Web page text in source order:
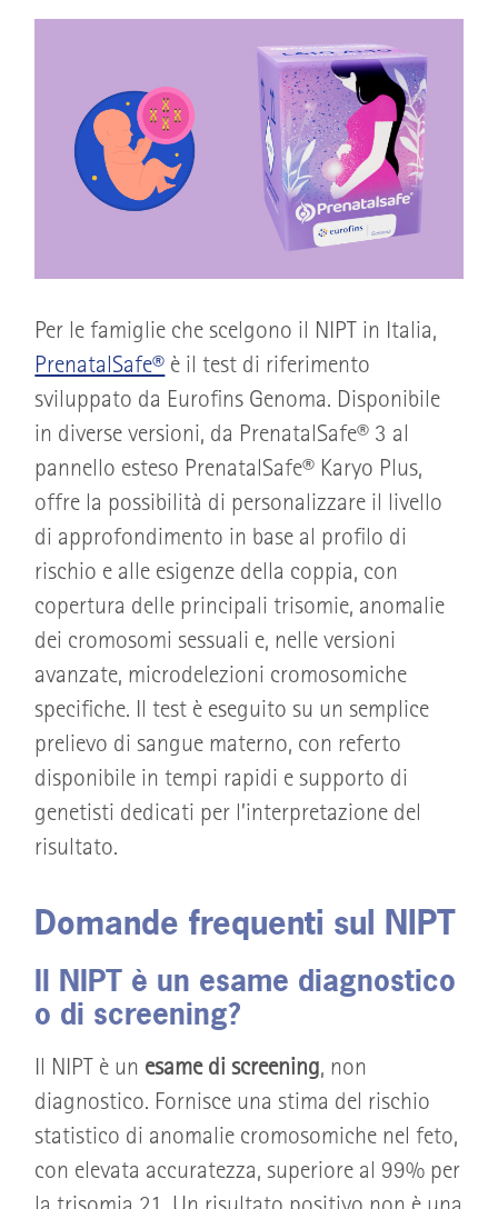
Per le famiglie che scelgono il NIPT in Italia,
PrenatalSafe® è il test di riferimento
sviluppato da Eurofins Genoma. Disponibile
in diverse versioni, da PrenatalSafe® 3 al
pannello esteso PrenatalSafe® Karyo Plus,
offre la possibilità di personalizzare il livello
di approfondimento in base al profilo di
rischio e alle esigenze della coppia, con
copertura delle principali trisomie, anomalie
dei cromosomi sessuali e, nelle versioni
avanzate, microdelezioni cromosomiche
specifiche. Il test è eseguito su un semplice
prelievo di sangue materno, con referto
disponibile in tempi rapidi e supporto di
genetisti dedicati per l’interpretazione del
risultato.
Domande frequenti sul NIPT
Il NIPT è un esame diagnostico
o di screening?
Il NIPT è un esame di screening, non
diagnostico. Fornisce una stima del rischio
statistico di anomalie cromosomiche nel feto,
con elevata accuratezza, superiore al 99% per